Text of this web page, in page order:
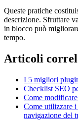
Queste pratiche
descrizione. Sfruttare
in blocco può
tempo.
Articoli
I 5 migliori
Checklist SEO
Come
Come utilizzare
navigazione del